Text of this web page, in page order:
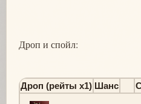
Дроп и спойл:
Дроп (рейты х1) Шанс